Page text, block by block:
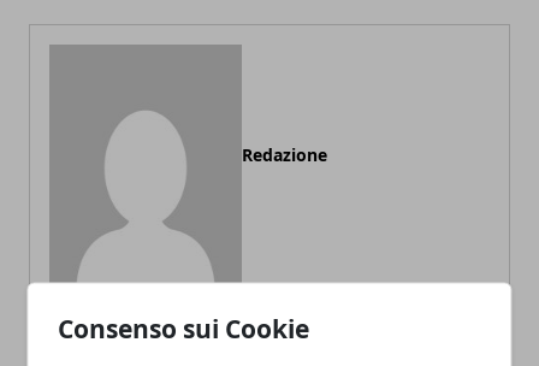
Consenso sui Cookie
Redazione